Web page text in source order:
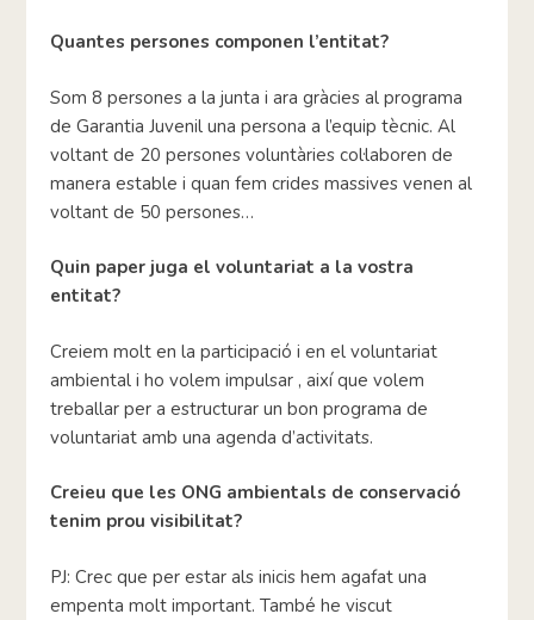
Quantes persones componen l’entitat?
Som 8 persones a la junta i ara gràcies al programa
de Garantia Juvenil una persona a l’equip tècnic. Al
voltant de 20 persones voluntàries col·laboren de
manera estable i quan fem crides massives venen al
voltant de 50 persones…
Quin paper juga el voluntariat a la vostra
entitat?
Creiem molt en la participació i en el voluntariat
ambiental i ho volem impulsar , així que volem
treballar per a estructurar un bon programa de
voluntariat amb una agenda d’activitats.
Creieu que les ONG ambientals de conservació
tenim prou visibilitat?
PJ: Crec que per estar als inicis hem agafat una
empenta molt important. També he viscut